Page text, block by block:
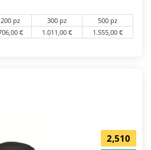
200 pz 300 pz
500 pz
€ 1.011,00 € 1.555,00 €
2,510